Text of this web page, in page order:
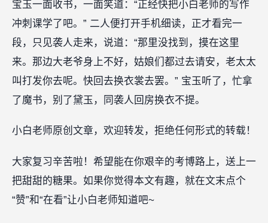
宝玉一面收书，一面笑道：“正经快把小白老师的写作
冲刺课学了吧。” 二人便打开手机细读，正才看完一
段，只见袭人走来，说道：“那里没找到，摸在这里
来。那边大老爷身上不好，姑娘们都过去请安，老太太
叫打发你去呢。快回去换衣裳去罢。” 宝玉听了，忙拿
了魔书，别了黛玉，同袭人回房换衣不提。
小白老师原创文章，欢迎转发，拒绝任何形式的转载！
大家复习辛苦啦！希望能在你艰辛的考博路上，送上一
把甜甜的糖果。如果你觉得本文有趣，就在文末点个
“赞”和“在看”让小白老师知道吧~